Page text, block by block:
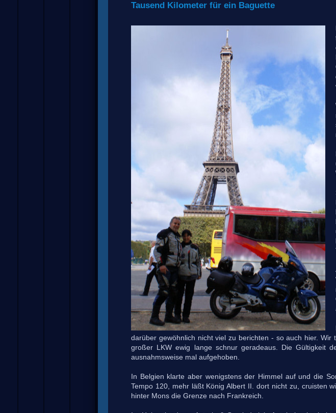
Tausend Kilometer für ein Baguette
darüber gewöhnlich nicht viel zu berichten - so auch hier.
großer LKW ewig lange schnur geradeaus. Die Gültigkeit
ausnahmsweise mal aufgehoben.
In Belgien klarte aber wenigstens der Himmel auf und die
Tempo 120, mehr läßt König Albert II. dort nicht zu, cruisten
hinter Mons die Grenze nach Frankreich.